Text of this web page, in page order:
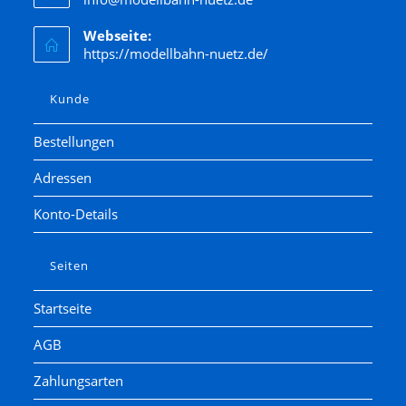
Kato
Kibri
Kress
Lenz
LGB
Liliput
Lima
Lorenz
luetke modellarchitektur
Märklin
Marks
Matchbox
Minitrix
Modellbahn Union
Webseite:
https://modellbahn-nuetz.de/
Kunde
Bestellungen
Adressen
Konto-Details
Seiten
Startseite
AGB
Zahlungsarten